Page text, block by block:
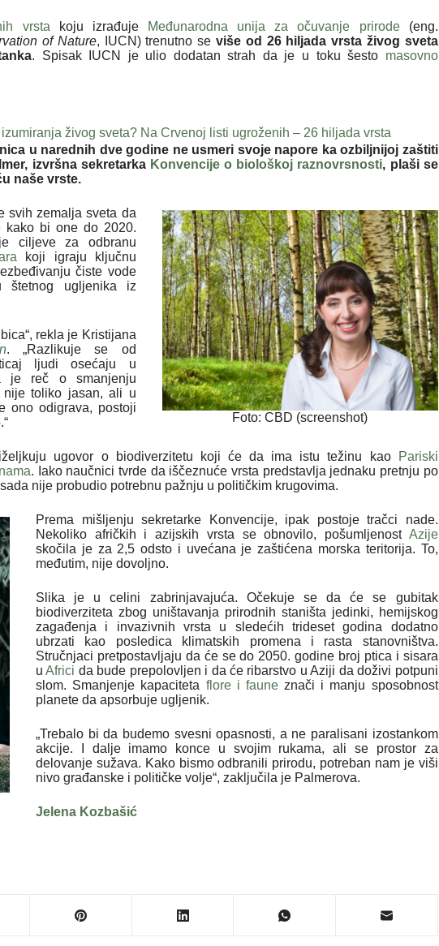
vrsta koju izrađuje Međunarodna unija za očuvanje prirode(eng.
of Nature, IUCN) trenutno se više od 26 hiljada vrsta živog sveta
. Spisak IUCN je ulio dodatan strah da je u toku šesto masovno
živog sveta? Na Crvenoj listi ugroženih – 26 hiljada vrsta
u narednih dve godine ne usmeri svoje napore ka ozbiljnijoj zaštiti
izvršna sekretarka Konvencije o biološkoj raznovrsnosti, plaši se
naše vrste.
Foto: CBD (screenshot)
svih zemalja sveta da
kako bi one do 2020.
ciljeve za odbranu
koji igraju ključnu
čiste vode
štetnog ugljenika iz
rekla je Kristijana
. „Razlikuje se od
ljudi osećaju u
je reč o smanjenju
nije toliko jasan, ali u
ono odigrava, postoji
ugovor o biodiverzitetu koji će da ima istu težinu kao
Pariski
. Iako naučnici tvrde da iščeznuće vrsta predstavlja jednaku pretnju po
nije probudio potrebnu pažnju u političkim krugovima.
Prema mišljenju sekretarke Konvencije, ipak postoje tračci nade.
Nekoliko afričkih i azijskih vrsta se obnovilo, pošumljenost Azije
skočila je za 2,5 odsto i uvećana je zaštićena morska teritorija. To,
međutim, nije dovoljno.
Slika je u celini zabrinjavajuća. Očekuje se da će se gubitak
biodiverziteta zbog uništavanja prirodnih staništa jedinki, hemijskog
zagađenja i invazivnih vrsta u sledećih trideset godina dodatno
ubrzati kao posledica klimatskih promena i rasta stanovništva.
Stručnjaci pretpostavljaju da će se do 2050. godine broj ptica i sisara
uAfrici da bude prepolovljen i da će ribarstvo u Aziji da doživi potpuni
slom. Smanjenje kapaciteta flore i fauneznači i manju sposobnost
planete da apsorbuje ugljenik.
„Trebalo bi da budemo svesni opasnosti, a ne paralisani izostankom
akcije. I dalje imamo konce u svojim rukama, ali se prostor za
delovanje sužava. Kako bismo odbranili prirodu, potreban nam je viši
nivo građanske i političke volje“, zaključila je Palmerova.
Jelena Kozbašić